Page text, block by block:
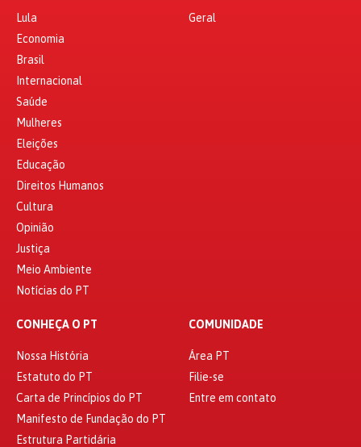
Lula
Economia
Brasil
Internacional
Saúde
Mulheres
Eleições
Educação
Direitos Humanos
Cultura
Opinião
Justiça
Meio Ambiente
Notícias do PT
Geral
CONHEÇA O PT
Nossa História
Estatuto do PT
Carta de Princípios do PT
Manifesto de Fundação do PT
Estrutura Partidária
COMUNIDADE
Área PT
Filie-se
Entre em contato